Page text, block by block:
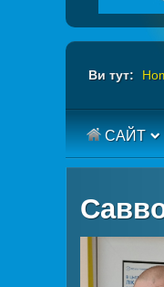
Ви тут:
САЙТ